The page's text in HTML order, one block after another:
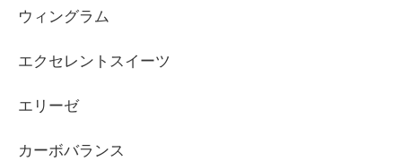
ウィングラム
エクセレントスイーツ
エリーゼ
カーボバランス